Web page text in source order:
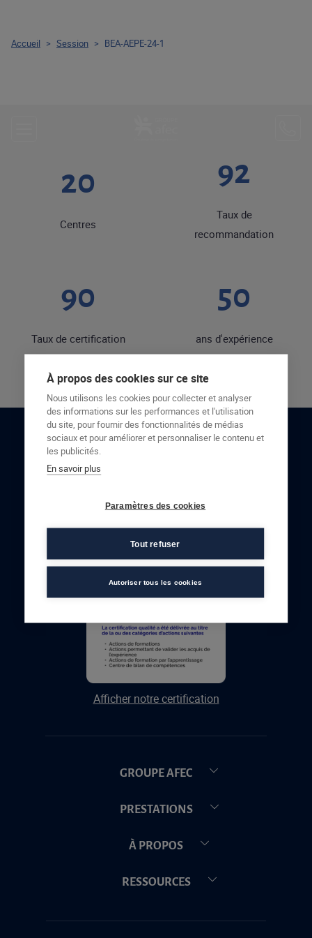
20
Centres
92
Taux de
recommandation
90
Taux de certification
50
ans d'expérience
RESTONS EN CONTACT
Afficher notre certification
GROUPE AFEC
PRESTATIONS
À PROPOS
RESSOURCES
Accueil > Session > BEA-AEPE-24-1
À propos des cookies sur ce site
Nous utilisons les cookies pour collecter et analyser
des informations sur les performances et l'utilisation
du site, pour fournir des fonctionnalités de médias
sociaux et pour améliorer et personnaliser le contenu et
les publicités.
En savoir plus
Paramètres des cookies
Tout refuser
Autoriser tous les cookies